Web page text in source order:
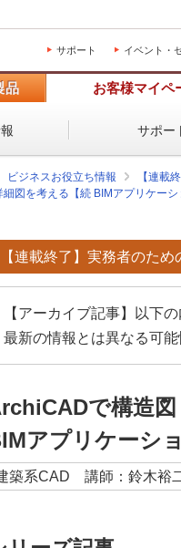
サポート イベント・
品 お客様マイペ
サポー
ビジネスお役立ち情報 【連載
図を考える【続 BIMアプリケーシ
【連載終了】実務者のた
【アーカイブ記事】以下
最新の情報とは異なる可
で構造
アプリケーシ
築系CAD 講師：鈴木裕